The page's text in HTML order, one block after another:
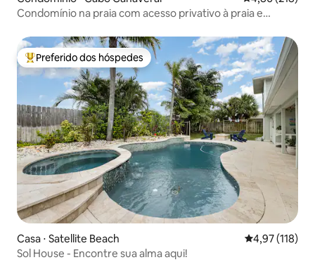
Condomínio na praia com acesso privativo à praia e
Entre os melhores preferidos dos hóspedes
Preferido dos hóspedes
Casa ⋅ Satellite Beach 4,97 de uma
4,97 (118)
Sol House - Encontre sua alma aqui!